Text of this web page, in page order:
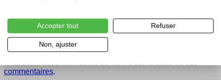
Vousten obtient un score de 4.9 / 5 sur la base de 529
commentaires.
Accepter tout Refuser
Non, ajuster